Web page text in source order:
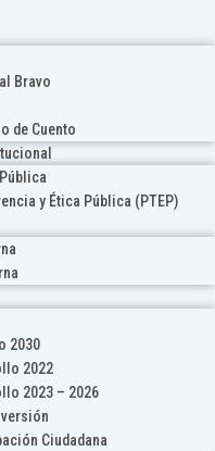
Bravo
de Cuento
y Ética Pública (PTEP)
2030
2022
2023 – 2026
Ciudadana